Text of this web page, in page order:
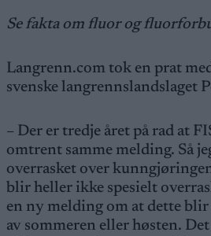
Se fakta om fluor og
Langrenn.com tok en prat
svenske langrennslandslaget
– Der er tredje året på rad at
omtrent samme melding. Så
overrasket over
blir heller ikke spesielt
en ny melding om at dette
av sommeren eller høsten.